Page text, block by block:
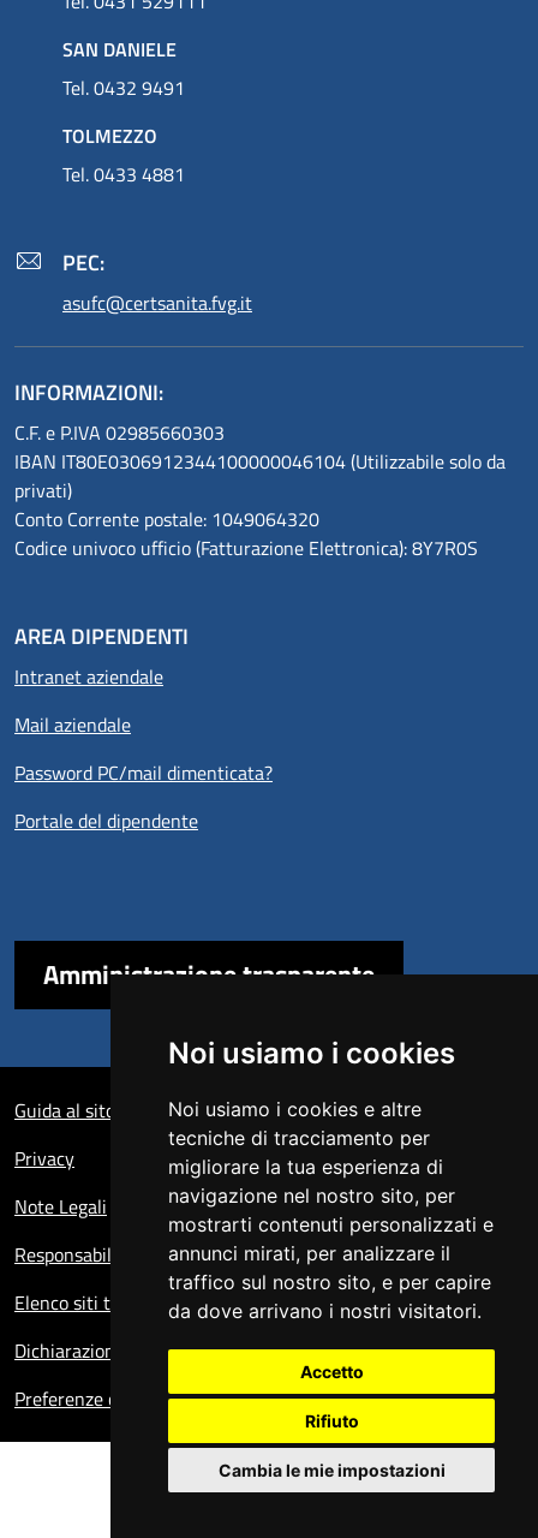
Noi usiamo i cookies
Noi usiamo i cookies e altre
tecniche di tracciamento per
migliorare la tua esperienza di
navigazione nel nostro sito, per
mostrarti contenuti personalizzati e
annunci mirati, per analizzare il
traffico sul nostro sito, e per capire
da dove arrivano i nostri visitatori.
Accetto
Rifiuto
Cambia le mie impostazioni
SAN DANIELE
Tel. 0432 9491
TOLMEZZO
Tel. 0433 4881
PEC:
asufc@certsanita.fvg.it
INFORMAZIONI:
C.F. e P.IVA 02985660303
IBAN IT80E0306912344100000046104 (Utilizzabile solo da
privati)
Conto Corrente postale: 1049064320
Codice univoco ufficio (Fatturazione Elettronica): 8Y7R0S
AREA DIPENDENTI
Intranet aziendale
Mail aziendale
Password PC/mail dimenticata?
Portale del dipendente
Amministrazione trasparente
Guida al sito
Privacy
Note Legali
Responsabile del sito
Elenco siti tematici
Dichiarazione di accessibilità
Preferenze cookie